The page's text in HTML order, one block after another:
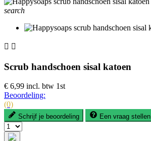
search
 
Scrub handschoen sisal katoen
€ 6,99 incl. btw 1st
Beoordeling:
(0)
Schrijf je beoordeling Een vraag stellen